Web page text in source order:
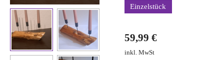
Einzelstück
59,99 €
inkl. MwSt